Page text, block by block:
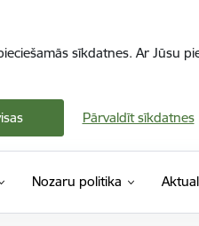
sīkdatnes. Ar Jūsu
Pārvaldīt sīkdatnes
Nozaru politika